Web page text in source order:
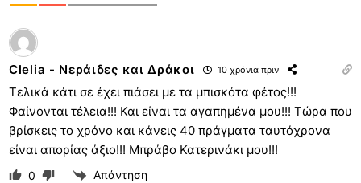
Clelia - Νεράιδες και Δράκοι 10 χρόνια πριν
Τελικά κάτι σε έχει πιάσει με τα μπισκότα φέτος!!!
Φαίνονται τέλεια!!! Και είναι τα αγαπημένα μου!!! Τώρα που
βρίσκεις το χρόνο και κάνεις 40 πράγματα ταυτόχρονα
είναι απορίας άξιο!!! Μπράβο Κατερινάκι μου!!!
0 Απάντηση